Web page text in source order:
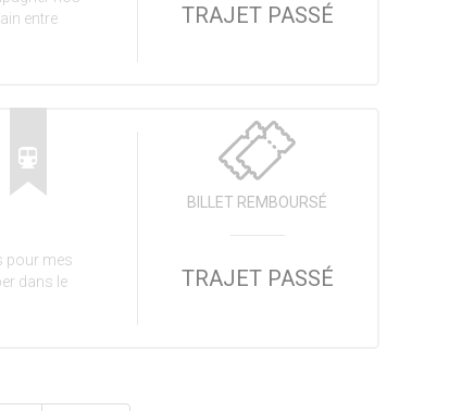
entre
TRAJET PASSÉ
pour mes
dans le
BILLET REMBOURSÉ
TRAJET PASSÉ